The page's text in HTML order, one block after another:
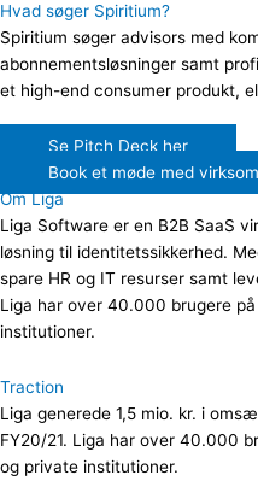
Hvad søger Spiritium?
Spiritium søger advisors med
abonnementsløsninger samt
et high-end consumer produkt,
Se Pitch Deck her
Book et møde med
Om Liga
Liga Software er en B2B SaaS
løsning til identitetssikkerhed.
spare HR og IT resurser samt
Liga har over 40.000 brugere
institutioner.
Traction
Liga generede 1,5 mio. kr. i
FY20/21. Liga har over 40.000
og private institutioner.